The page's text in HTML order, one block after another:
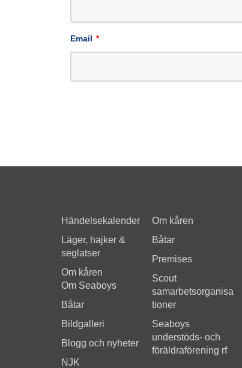
Email *
Händelsekalender
Läger, hajker &
seglatser
Om kåren
Om Seaboys
Båtar
Bildgalleri
Blogg och nyheter
NJK
Om kåren
Båtar
Premises
Scout
samarbetsorganisa
tioner
Seaboys
understöds- och
föräldraförening rf